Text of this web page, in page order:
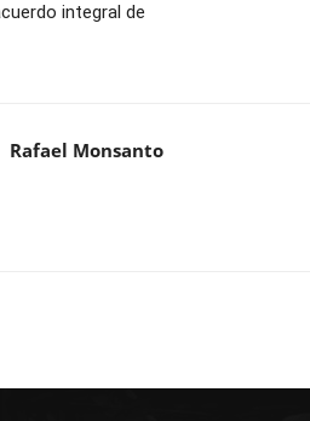
integral de
Rafael Monsanto